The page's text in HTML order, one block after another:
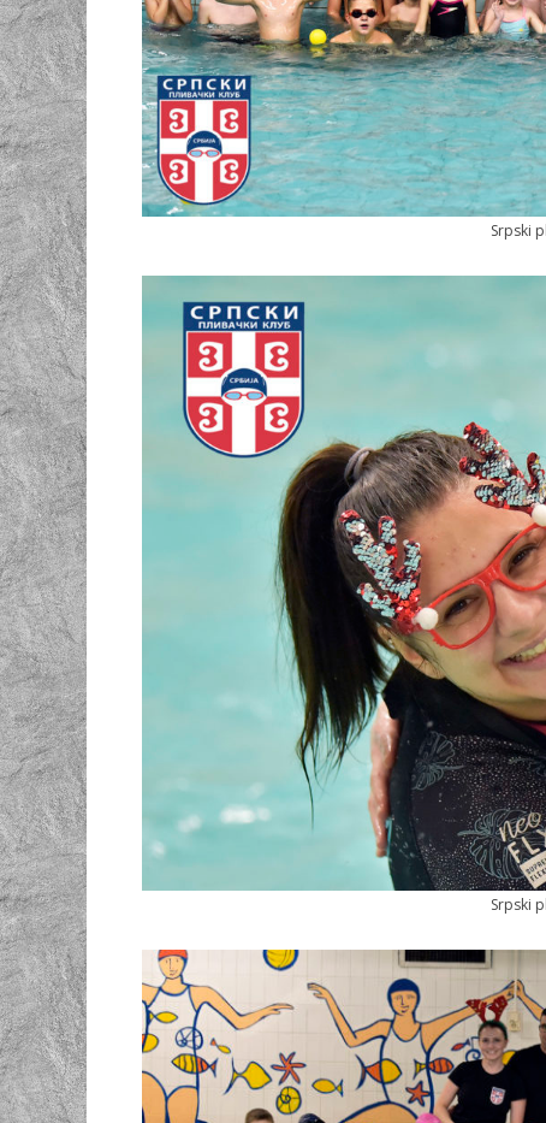
Srpski
Srpski